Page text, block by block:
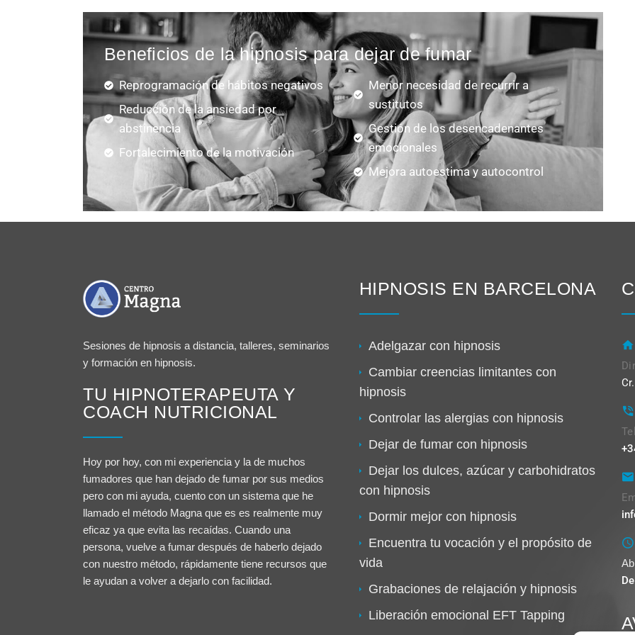
Beneficios de la hipnosis para dejar de fumar
Reprogramación de hábitos negativos
Reducción de la ansiedad por
abstinencia
Fortalecimiento de la motivación
Menor necesidad de recurrir a
sustitutos
Gestión de los desencadenantes
emocionales
Mejora autoestima y autocontrol
Sesiones de hipnosis a distancia, talleres, seminarios
y formación en hipnosis.
TU HIPNOTERAPEUTA Y
COACH NUTRICIONAL
Hoy por hoy, con mi experiencia y la de muchos
fumadores que han dejado de fumar por sus medios
pero con mi ayuda, cuento con un sistema que he
llamado el método Magna que es es realmente muy
eficaz ya que evita las recaídas. Cuando una
persona, vuelve a fumar después de haberlo dejado
con nuestro método, rápidamente tiene recursos que
le ayudan a volver a dejarlo con facilidad.
HIPNOSIS EN BARCELONA
Adelgazar con hipnosis
Cambiar creencias limitantes con
hipnosis
Controlar las alergias con hipnosis
Dejar de fumar con hipnosis
Dejar los dulces, azúcar y carbohidratos
con hipnosis
Dormir mejor con hipnosis
Encuentra tu vocación y el propósito de
vida
Grabaciones de relajación y hipnosis
Liberación emocional EFT Tapping